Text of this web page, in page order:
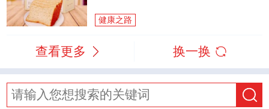
健康之路
查看更多 换一换